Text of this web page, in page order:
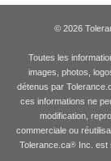
© 2026
Toutes les
images, photos,
détenus par
ces informations ne
modification,
commerciale ou
Tolerance.ca® Inc. est